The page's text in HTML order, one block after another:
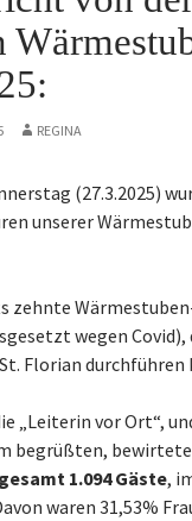
REGINA
(27.3.2025)
unserer
zehnte
wegen Covid),
Florian durchführen
„Leiterin vor Ort“,
begrüßten,
1.094 Gäste,
waren 31,53%